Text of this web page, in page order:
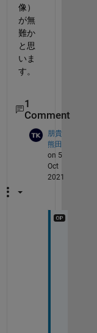
像）
が無
難か
と思
いま
す。
1
Comment
朋貴
熊田
on 5
Oct
2021